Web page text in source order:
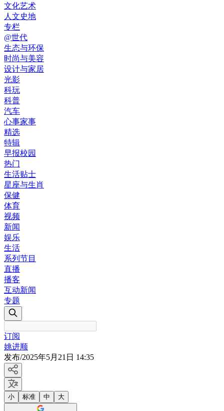
文化艺术
人文史地
专栏
@世代
生态与环保
时尚与美容
设计与家居
光影
科玩
科普
汽车
心事家事
精选
特辑
早报校园
热门
生活贴士
星座与生肖
保健
体育
视频
新闻
娱乐
生活
系列节目
直播
播客
互动新闻
专题
订阅
姚进顺
发布/2025年5月21日 14:35
小 标准 中 大